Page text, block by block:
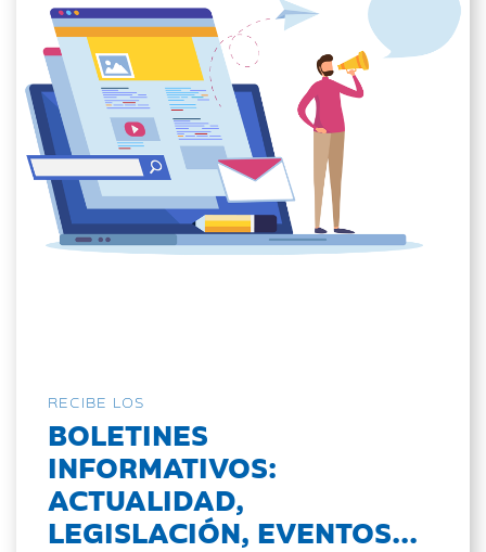
RECIBE LOS
BOLETINES
INFORMATIVOS:
ACTUALIDAD,
LEGISLACIÓN, EVENTOS...